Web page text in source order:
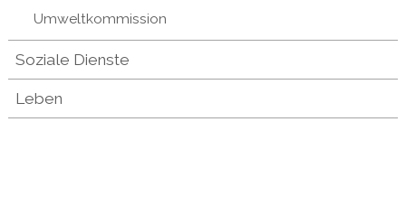
Umweltkommission
Soziale Dienste
Leben